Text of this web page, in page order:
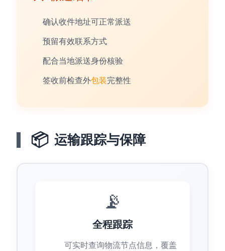
确认收件地址可正常派送
预留有效联系方式
配合当地派送身份核验
签收前检查外包装完整性
📦 运输跟踪与保障
📡
全程跟踪
可实时查询物流节点信息，覆盖